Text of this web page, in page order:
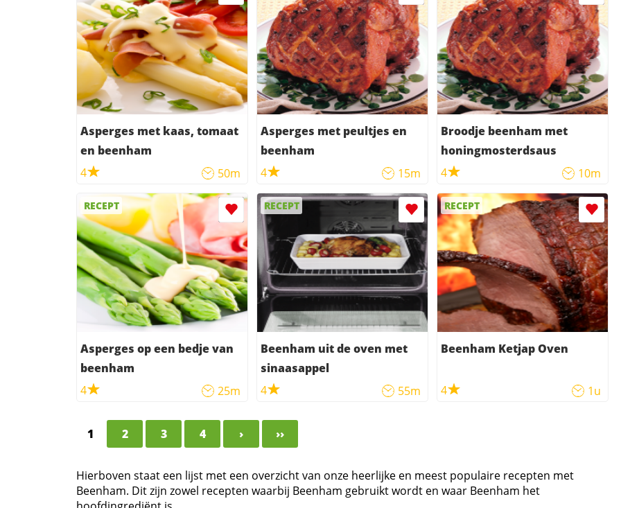
Asperges met kaas, tomaat
en beenham
4
50m
Asperges met peultjes en
beenham
4
15m
Broodje beenham met
honingmosterdsaus
4
10m
RECEPT
Asperges op een bedje van
beenham
4
25m
RECEPT
Beenham uit de oven met
sinaasappel
4
55m
RECEPT
Beenham Ketjap Oven
4 1u
1 2 3 4 › ››
Hierboven staat een lijst met een overzicht van onze heerlijke en meest populaire recepten met
Beenham. Dit zijn zowel recepten waarbij Beenham gebruikt wordt en waar Beenham het